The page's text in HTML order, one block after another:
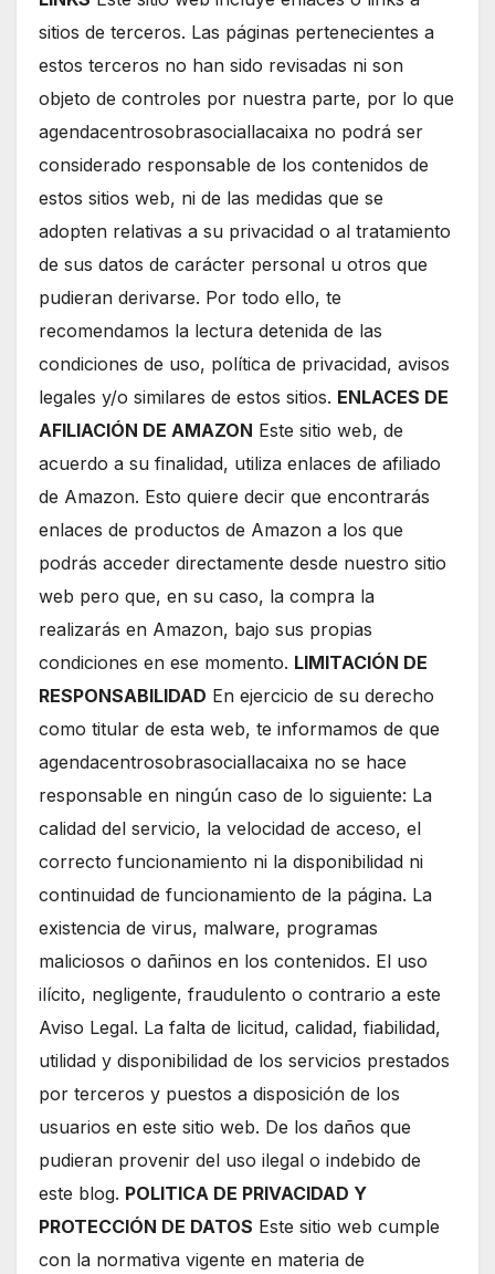
sitios de terceros. Las páginas pertenecientes a
estos terceros no han sido revisadas ni son
objeto de controles por nuestra parte, por lo que
agendacentrosobrasociallacaixa no podrá ser
considerado responsable de los contenidos de
estos sitios web, ni de las medidas que se
adopten relativas a su privacidad o al tratamiento
de sus datos de carácter personal u otros que
pudieran derivarse. Por todo ello, te
recomendamos la lectura detenida de las
condiciones de uso, política de privacidad, avisos
legales y/o similares de estos sitios. ENLACES DE
AFILIACIÓN DE AMAZON Este sitio web, de
acuerdo a su finalidad, utiliza enlaces de afiliado
de Amazon. Esto quiere decir que encontrarás
enlaces de productos de Amazon a los que
podrás acceder directamente desde nuestro sitio
web pero que, en su caso, la compra la
realizarás en Amazon, bajo sus propias
condiciones en ese momento. LIMITACIÓN DE
RESPONSABILIDAD En ejercicio de su derecho
como titular de esta web, te informamos de que
agendacentrosobrasociallacaixa no se hace
responsable en ningún caso de lo siguiente: La
calidad del servicio, la velocidad de acceso, el
correcto funcionamiento ni la disponibilidad ni
continuidad de funcionamiento de la página. La
existencia de virus, malware, programas
maliciosos o dañinos en los contenidos. El uso
ilícito, negligente, fraudulento o contrario a este
Aviso Legal. La falta de licitud, calidad, fiabilidad,
utilidad y disponibilidad de los servicios prestados
por terceros y puestos a disposición de los
usuarios en este sitio web. De los daños que
pudieran provenir del uso ilegal o indebido de
este blog. POLITICA DE PRIVACIDAD Y
PROTECCIÓN DE DATOS Este sitio web cumple
con la normativa vigente en materia de